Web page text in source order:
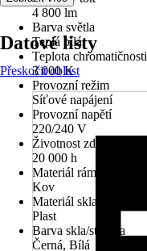
4 800 lm
Barva světla
Teplá bílá
Teplota chromatičnosti
3 000 K
Provozní režim
Síťové napájení
Provozní napětí
220/240 V
Životnost zdroje
20 000 h
Materiál rámu
Kov
Materiál skla/stínidla
Plast
Barva skla/stínidla
Černá, Bílá
Datové listy
Přeskočit oblast